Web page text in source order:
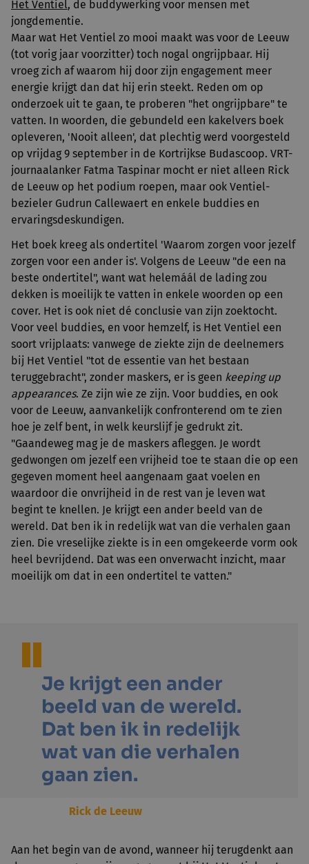
Het Ventiel, de buddywerking voor mensen met
jongdementie.
Maar wat Het Ventiel zo mooi maakt was voor de Leeuw
(tot vorig jaar voorzitter) toch nogal ongrijpbaar. Hij
vroeg zich af waarom hij door zijn engagement meer
energie krijgt dan dat hij erin steekt. Reden om op
onderzoek uit te gaan, te proberen "het ongrijpbare" te
vatten. In woorden, die gebundeld een kakelvers boek
opleveren, 'Nooit alleen', dat plechtig werd voorgesteld
op vrijdag 9 september in de Kortrijkse Budascoop. VRT-
journaalanker Fatma Taspinar mocht er niet alleen Rick
de Leeuw op het podium roepen, maar ook Ventiel-
bezieler Gudrun Callewaert en enkele buddies en
ervaringsdeskundigen.
Het boek kreeg als ondertitel 'Waarom zorgen voor jezelf
zorgen voor een ander is'. Volgens de Leeuw "de een na
beste ondertitel", want wat helemáál de lading zou
dekken is moeilijk te vatten in enkele woorden op een
cover. Het is ook niet dé conclusie van zijn zoektocht.
Voor veel buddies, en voor hemzelf, is Het Ventiel een
soort vrijplaats: vanwege de ziekte zijn de deelnemers
bij Het Ventiel "tot de essentie van het bestaan
teruggebracht", zonder maskers, er is geen keeping up
appearances. Ze zijn wie ze zijn. Voor buddies, en ook
voor de Leeuw, aanvankelijk confronterend om te zien
hoe je zelf bent, in welk keurslijf je gedrukt zit.
"Gaandeweg mag je de maskers afleggen. Je wordt
gedwongen om jezelf een vrijheid toe te staan die op een
gegeven moment heel aangenaam gaat voelen en
waardoor die onvrijheid in de rest van je leven wat
begint te knellen. Je krijgt een ander beeld van de
wereld. Dat ben ik in redelijk wat van die verhalen gaan
zien. Die vreselijke ziekte is in een omgekeerde vorm ook
heel bevrijdend. Dat was een onverwacht inzicht, maar
moeilijk om dat in een ondertitel te vatten."
Je krijgt een ander
beeld van de wereld.
Dat ben ik in redelijk
wat van die verhalen
gaan zien.
Rick de Leeuw
Aan het begin van de avond, wanneer hij terugdenkt aan